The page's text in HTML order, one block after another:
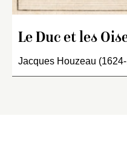
Le Duc et les
Jacques Houzeau